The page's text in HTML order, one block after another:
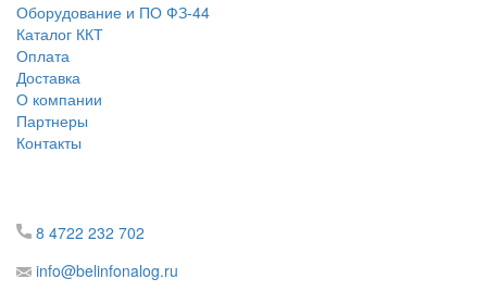
Оборудование и ПО ФЗ-44
Каталог ККТ
Оплата
Доставка
О компании
Партнеры
Контакты
8 4722 232 702
info@belinfonalog.ru